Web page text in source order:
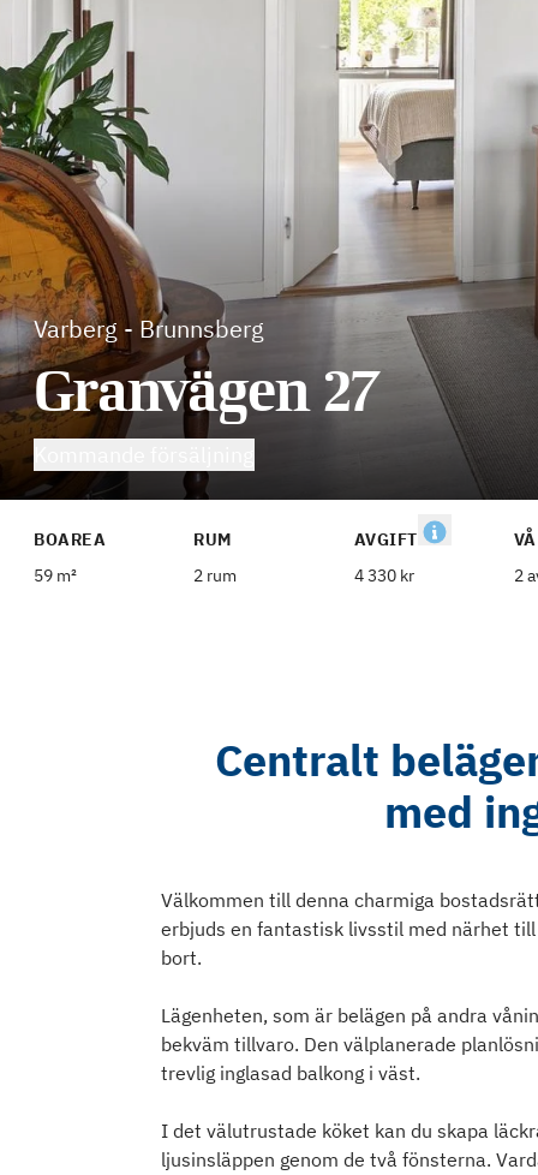
Varberg - Brunnsberg
Granvägen 27
BOAREA
59 m²
RUM
2 rum
AVGIFT
4 330 kr
2
Centralt
med
Välkommen till denna charmiga
erbjuds en fantastisk livsstil med närhet
bort.
Lägenheten, som är belägen på andra
bekväm tillvaro. Den välplanerade
trevlig inglasad balkong i väst.
I det välutrustade köket kan du skapa
ljusinsläppen genom de två fönsterna.